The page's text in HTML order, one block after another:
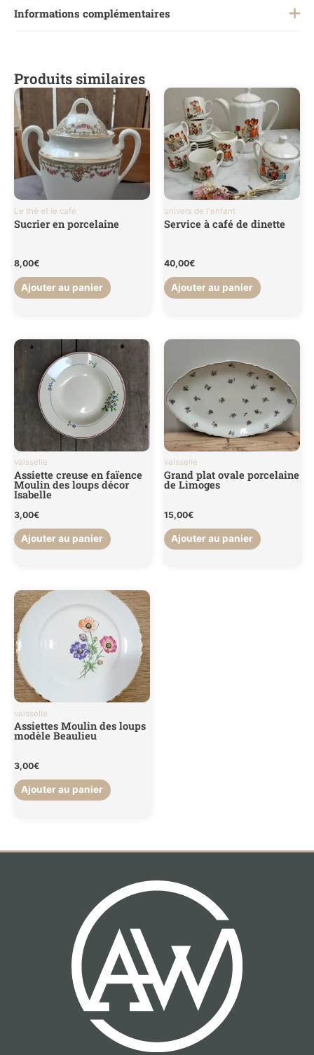
Informations complémentaires
Produits similaires
Le thé et le café
Sucrier en porcelaine
8,00€
Ajouter au panier
univers de l'enfant
Service à café de dinette
40,00€
Ajouter au panier
vaisselle
Assiette creuse en faïence
Moulin des loups décor
Isabelle
3,00€
Ajouter au panier
vaisselle
Grand plat ovale porcelaine
de Limoges
15,00€
Ajouter au panier
vaisselle
Assiettes Moulin des loups
modèle Beaulieu
3,00€
Ajouter au panier